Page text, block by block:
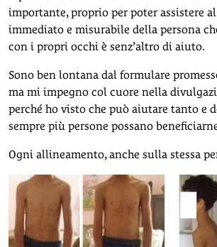
importante, proprio per poter assistere
immediato e misurabile della persona
con i propri occhi è senz’altro di aiuto.
Sono ben lontana dal formulare
ma mi impegno col cuore nella
perché ho visto che può aiutare tanto e
sempre più persone possano
Ogni allineamento, anche sulla stessa